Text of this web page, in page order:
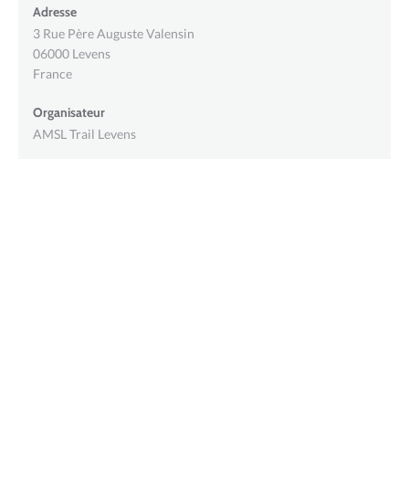
Adresse
3 Rue Père Auguste Valensin
06000 Levens
France
Organisateur
AMSL Trail Levens